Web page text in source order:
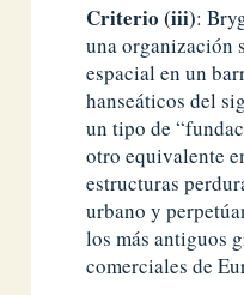
Criterio (iii):
una organización
espacial en un
hanseáticos del
un tipo de
otro equivalente
estructuras
urbano y
los más antiguos
comerciales de